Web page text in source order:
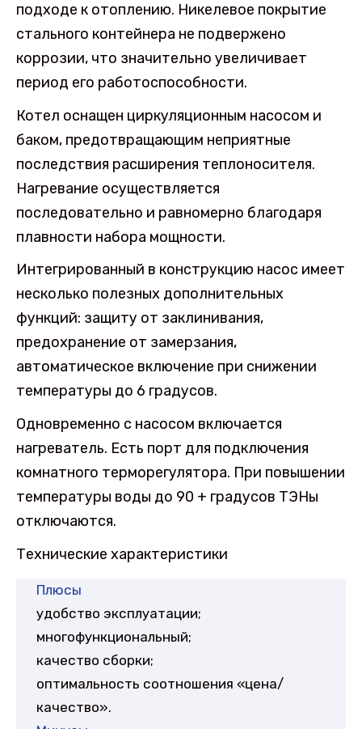
подходе к отоплению. Никелевое покрытие
стального контейнера не подвержено
коррозии, что значительно увеличивает
период его работоспособности.
Котел оснащен циркуляционным насосом и
баком, предотвращающим неприятные
последствия расширения теплоносителя.
Нагревание осуществляется
последовательно и равномерно благодаря
плавности набора мощности.
Интегрированный в конструкцию насос имеет
несколько полезных дополнительных
функций: защиту от заклинивания,
предохранение от замерзания,
автоматическое включение при снижении
температуры до 6 градусов.
Одновременно с насосом включается
нагреватель. Есть порт для подключения
комнатного терморегулятора. При повышении
температуры воды до 90 + градусов ТЭНы
отключаются.
Технические характеристики
Плюсы
удобство эксплуатации;
многофункциональный;
качество сборки;
оптимальность соотношения «цена/
качество».